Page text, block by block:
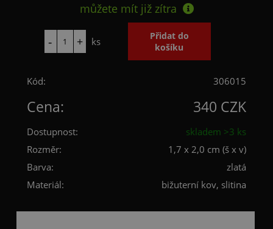
můžete mít již zítra
ks
Kód: 306015
Cena: 340 CZK
Dostupnost:
skladem >3 ks
Rozměr:
1,7 x 2,0 cm (š x v)
Barva:
zlatá
Materiál:
bižuterní kov, slitina